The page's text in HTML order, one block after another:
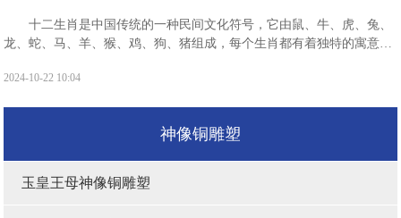
十二生肖是中国传统的一种民间文化符号，它由鼠、牛、虎、兔、
龙、蛇、马、羊、猴、鸡、狗、猪组成，每个生肖都有着独特的寓意和
子孙繁衍，家业兴旺的象征。有生生不息，繁盛不衰之吉祥寓意。
2024-10-22 10:04
神像铜雕塑
玉皇王母神像铜雕塑